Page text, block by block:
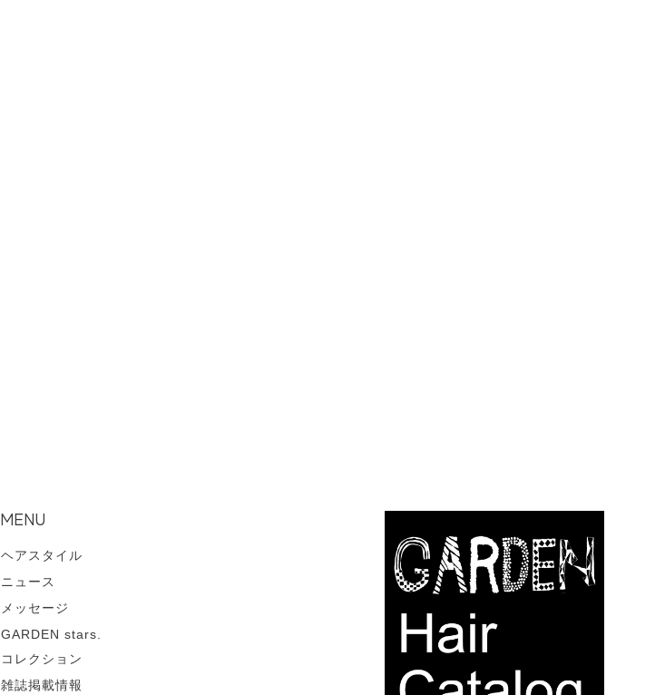
MENU
ヘアスタイル
ニュース
メッセージ
GARDEN stars.
コレクション
雑誌掲載情報